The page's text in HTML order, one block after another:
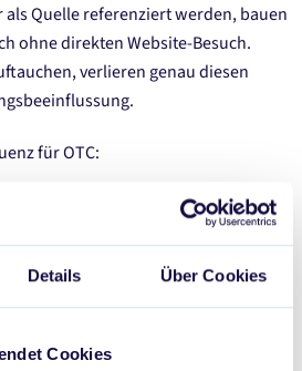
Details Über Cookies
Cookies
Quelle referenziert werden, bauen
ohne direkten Website-Besuch.
verlieren genau diesen
für OTC:
Wer nur auf Klicks
Kaufentscheidungen heute
werden zur neuen
Antworten vorkommt.